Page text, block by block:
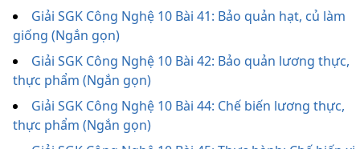
Giải SGK Công Nghệ 10 Bài 41: Bảo quản hạt, củ làm
giống (Ngắn gọn)
Giải SGK Công Nghệ 10 Bài 42: Bảo quản lương thực,
thực phẩm (Ngắn gọn)
Giải SGK Công Nghệ 10 Bài 44: Chế biến lương thực,
thực phẩm (Ngắn gọn)